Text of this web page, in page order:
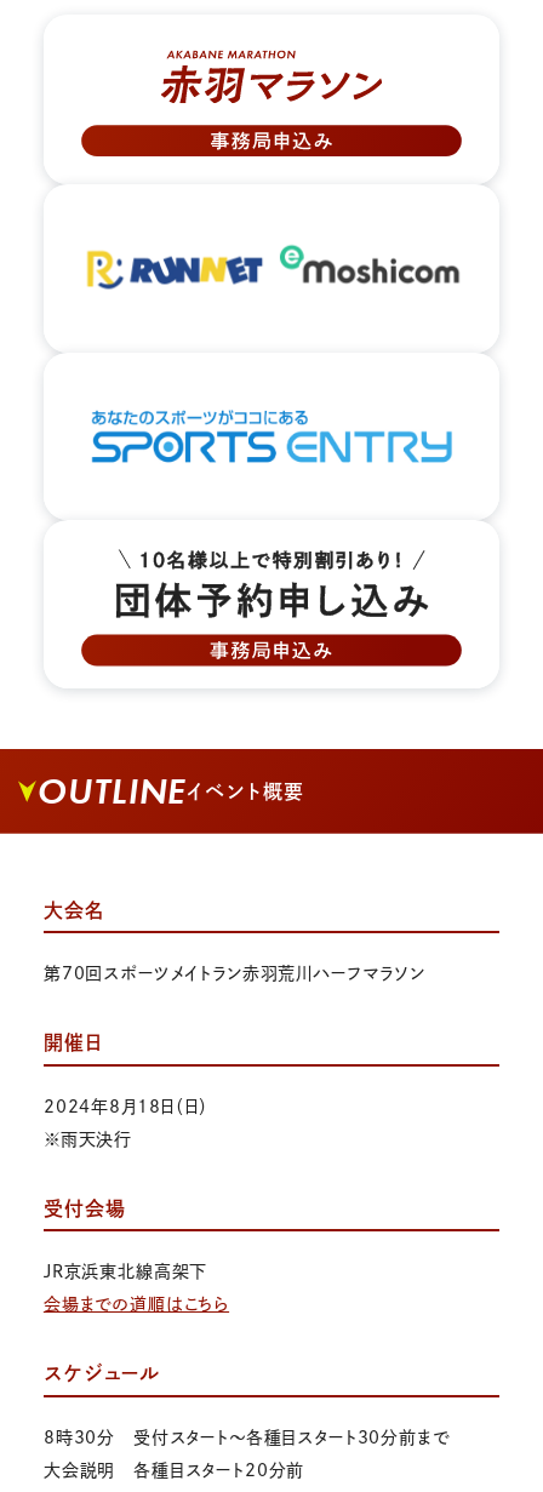
OUTLINEイベント概要
大会名
第70回スポーツメイトラン赤羽荒川ハーフマラソン
開催日
2024年8月18日（日）
※雨天決行
受付会場
JR京浜東北線高架下
会場までの道順はこちら
スケジュール
8時30分 受付スタート～各種目スタート30分前まで
大会説明 各種目スタート20分前